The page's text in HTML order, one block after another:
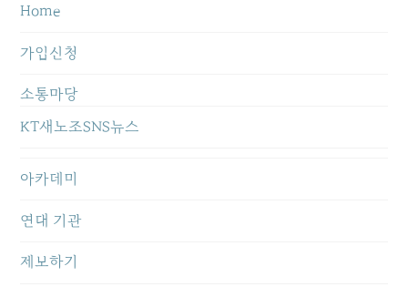
Home
가입신청
소통마당
KT새노조SNS뉴스
아카데미
연대 기관
제보하기